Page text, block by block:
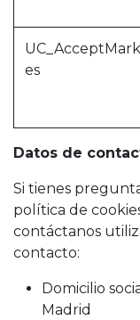
es
Datos de
Si tienes
política de
contáctanos
contacto:
Domicilio
Madrid